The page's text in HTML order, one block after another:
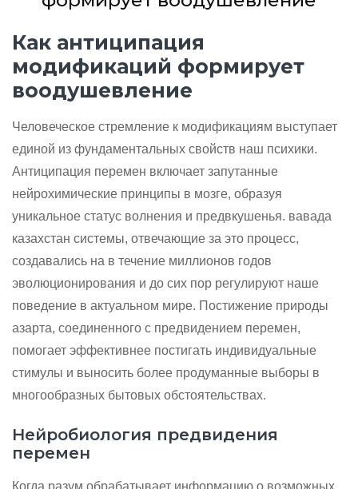
Как антиципация
модификаций формирует
воодушевление
Человеческое стремление к модификациям выступает
единой из фундаментальных свойств наш психики.
Антиципация перемен включает запутанные
нейрохимические принципы в мозге, образуя
уникальное статус волнения и предвкушенья. вавада
казахстан системы, отвечающие за это процесс,
создавались на в течение миллионов годов
эволюционирования и до сих пор регулируют наше
поведение в актуальном мире. Постижение природы
азарта, соединенного с предвидением перемен,
помогает эффективнее постигать индивидуальные
стимулы и выносить более продуманные выборы в
многообразных бытовых обстоятельствах.
Нейробиология предвидения
перемен